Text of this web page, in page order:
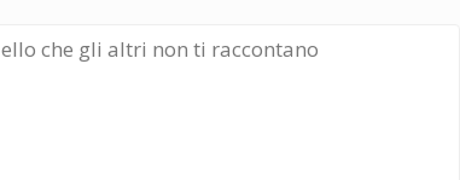
che gli altri non ti raccontano